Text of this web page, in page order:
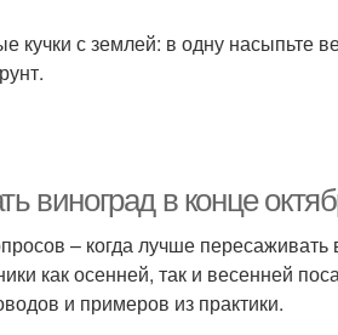
кучки с землей: в одну насыпьте
виноград в конце
– когда лучше пересаживать
как осенней, так и весенней
и примеров из практики.